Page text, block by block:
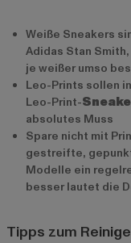
Weiße Sneakers
Adidas Stan
je weißer umso
Leo-Prints sollen
Leo-Print-
absolutes Muss
Spare nicht mit
gestreifte,
Modelle ein
besser lautet die
Tipps zum